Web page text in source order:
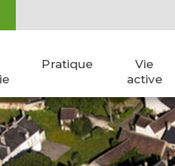
Pratique
Vie
active